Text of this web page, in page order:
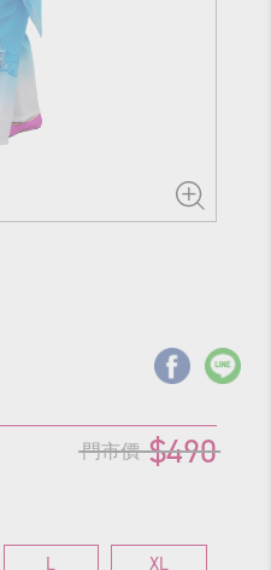
門市價 $490
L
XL